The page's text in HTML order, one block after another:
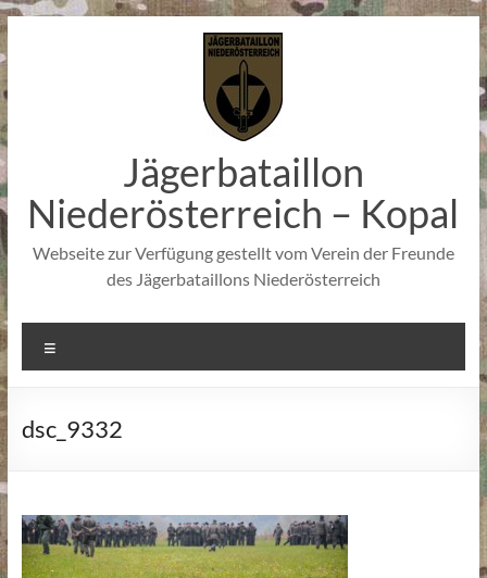
Zum
springen
Jägerbataillon
Niederösterreich – Kopal
Webseite zur Verfügung gestellt vom Verein der Freunde
des Jägerbataillons Niederösterreich
dsc_9332